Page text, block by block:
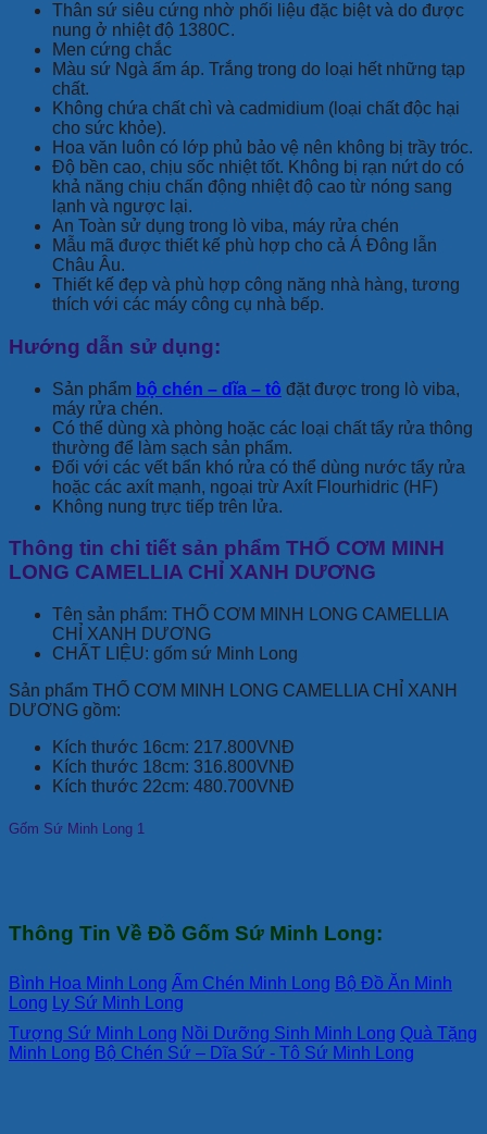
Thân sứ siêu cứng nhờ phối liệu đặc biệt và do được
nung ở nhiệt độ 1380C.
Men cứng chắc
Màu sứ Ngà ấm áp. Trắng trong do loại hết những tạp
chất.
Không chứa chất chì và cadmidium (loại chất độc hại
cho sức khỏe).
Hoa văn luôn có lớp phủ bảo vệ nên không bị trầy tróc.
Độ bền cao, chịu sốc nhiệt tốt. Không bị rạn nứt do có
khả năng chịu chấn động nhiệt độ cao từ nóng sang
lạnh và ngược lại.
An Toàn sử dụng trong lò viba, máy rửa chén
Mẫu mã được thiết kế phù hợp cho cả Á Đông lẫn
Châu Âu.
Thiết kế đẹp và phù hợp công năng nhà hàng, tương
thích với các máy công cụ nhà bếp.
Hướng dẫn sử dụng:
Sản phẩm bộ chén – dĩa – tô đặt được trong lò viba,
máy rửa chén.
Có thể dùng xà phòng hoặc các loại chất tẩy rửa thông
thường để làm sạch sản phẩm.
Đối với các vết bẩn khó rửa có thể dùng nước tẩy rửa
hoặc các axít mạnh, ngoại trừ Axít Flourhidric (HF)
Không nung trực tiếp trên lửa.
Thông tin chi tiết sản phẩm THỐ CƠM MINH
LONG CAMELLIA CHỈ XANH DƯƠNG
Tên sản phẩm: THỐ CƠM MINH LONG CAMELLIA
CHỈ XANH DƯƠNG
CHẤT LIỆU: gốm sứ Minh Long
Sản phẩm THỐ CƠM MINH LONG CAMELLIA CHỈ XANH
DƯƠNG gồm:
Kích thước 16cm: 217.800VNĐ
Kích thước 18cm: 316.800VNĐ
Kích thước 22cm: 480.700VNĐ
Gốm Sứ Minh Long 1
Thông Tin Về Đồ Gốm Sứ Minh Long:
Bình Hoa Minh Long Ấm Chén Minh Long Bộ Đồ Ăn Minh
Long
Ly Sứ Minh Long
Tượng Sứ Minh Long Nồi Dưỡng Sinh Minh Long Quà Tặng
Minh Long Bộ Chén Sứ – Dĩa Sứ - Tô Sứ Minh Long